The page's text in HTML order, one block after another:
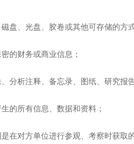
盘、光盘、胶卷或其他可存储的方
的财务或商业信息；
分析注释、备忘录、图纸、研究报
的所有信息、数据和资料；
在对方单位进行参观、考察时获取